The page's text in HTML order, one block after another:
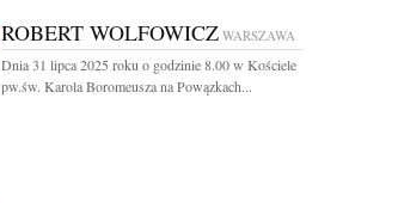
ROBERT WOLFOWICZ WARSZAWA
Dnia 31 lipca 2025 roku o godzinie 8.00 w Kościele
pw.św. Karola Boromeusza na Powązkach...